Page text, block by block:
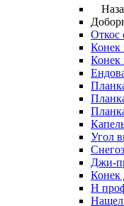
Откос
Конек
Угол
Джи-
Конек
Н